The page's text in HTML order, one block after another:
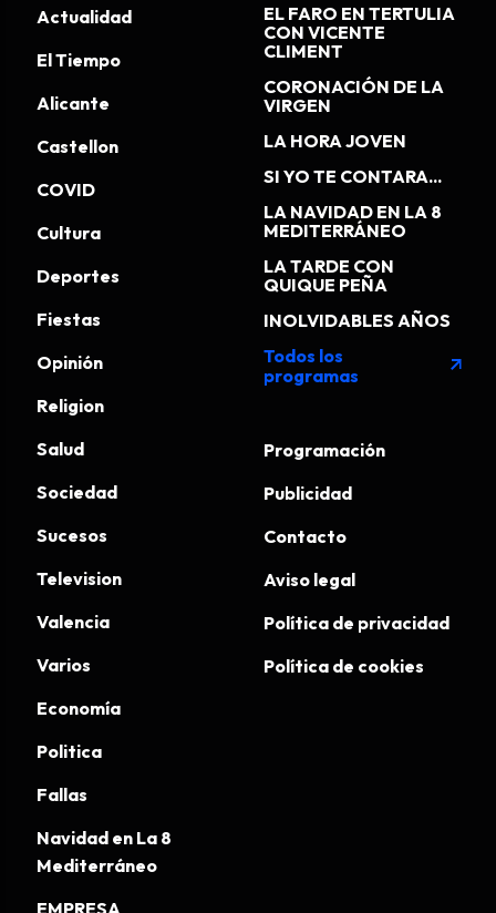
Actualidad
El Tiempo
Alicante
Castellon
COVID
Cultura
Deportes
Fiestas
Opinión
Religion
Salud
Sociedad
Sucesos
Television
Valencia
Varios
Economía
Politica
Fallas
Navidad en La 8
Mediterráneo
EMPRESA
EL FARO EN TERTULIA
CON VICENTE
CLIMENT
CORONACIÓN DE LA
VIRGEN
LA HORA JOVEN
SI YO TE CONTARA...
LA NAVIDAD EN LA 8
MEDITERRÁNEO
LA TARDE CON
QUIQUE PEÑA
INOLVIDABLES AÑOS
Todos los
programas
arrow_outward
Programación
Publicidad
Contacto
Aviso legal
Política de privacidad
Política de cookies